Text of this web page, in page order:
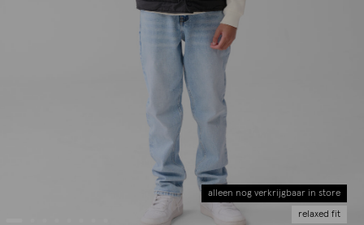
alleen nog verkrijgbaar in store
relaxed fit